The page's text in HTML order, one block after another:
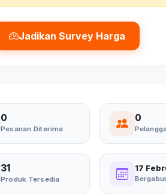
Jadikan Survey Harga
0
Pesanan Diterima
0
31
Produk Tersedia
17